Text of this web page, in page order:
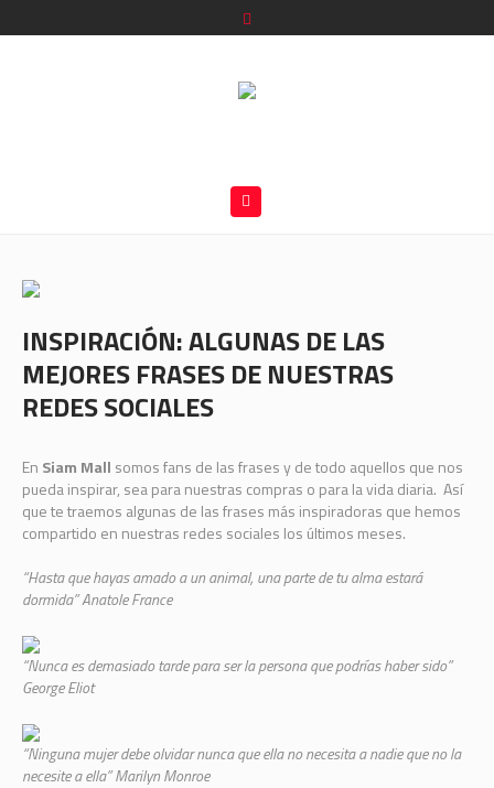
INSPIRACIÓN: ALGUNAS DE LAS
MEJORES FRASES DE NUESTRAS
REDES SOCIALES
En Siam Mall somos fans de las frases y de todo aquellos que nos
pueda inspirar, sea para nuestras compras o para la vida diaria. Así
que te traemos algunas de las frases más inspiradoras que hemos
compartido en nuestras redes sociales los últimos meses.
“Hasta que hayas amado a un animal, una parte de tu alma estará
dormida” Anatole France
“Nunca es demasiado tarde para ser la persona que podrías haber sido”
George Eliot
“Ninguna mujer debe olvidar nunca que ella no necesita a nadie que no la
necesite a ella” Marilyn Monroe